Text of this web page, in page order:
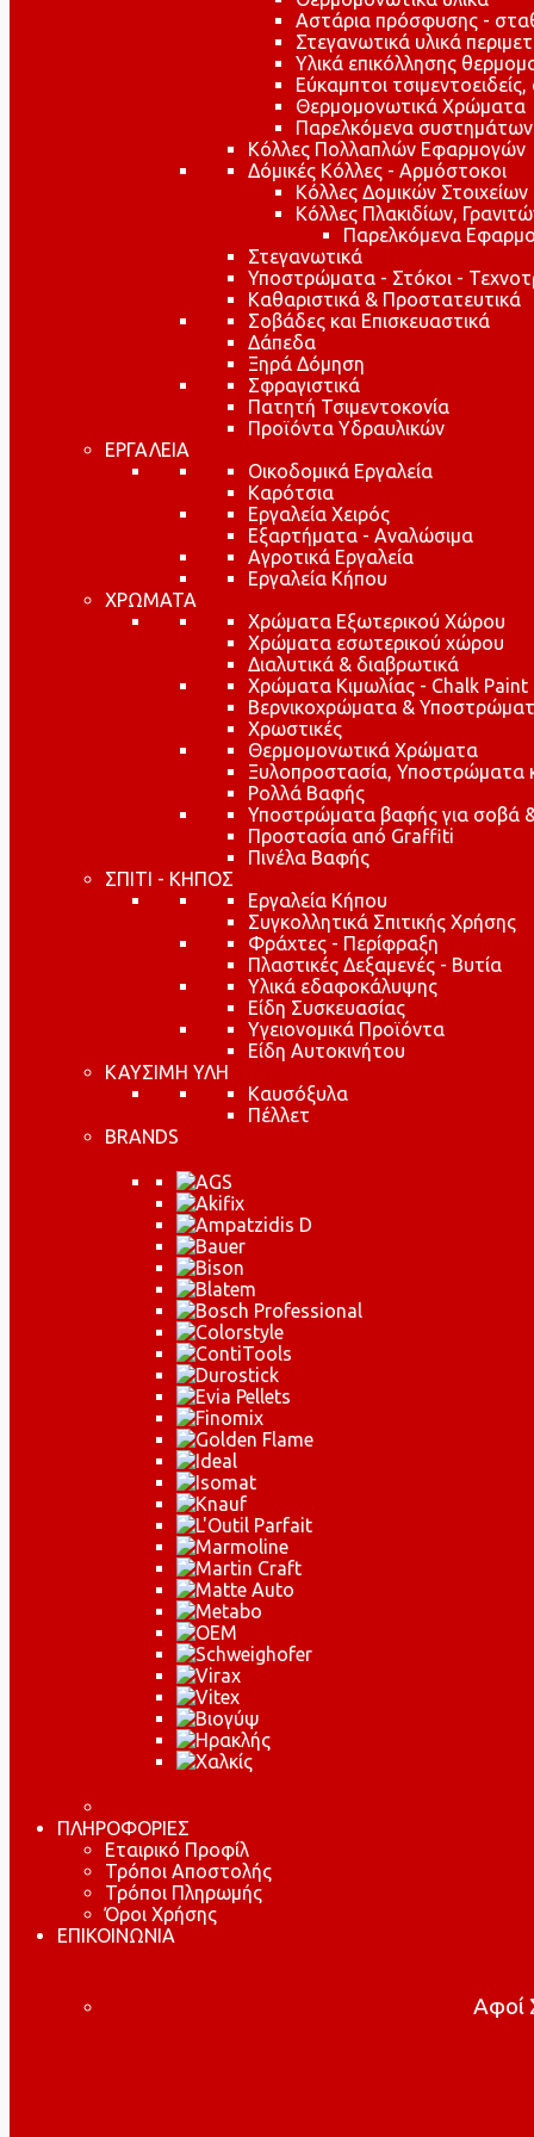
Αστάρια πρόσφυσης -
Στεγανωτικά υλικά
Υλικά επικόλλησης
Εύκαμπτοι
Θερμομονωτικά Χρώματα
Παρελκόμενα
Κόλλες Πολλαπλών Εφαρμογών
Δόμικές Κόλλες - Αρμόστοκοι
Κόλλες Δομικών Στοιχείων
Κόλλες Πλακιδίων,
Παρελκόμενα
Στεγανωτικά
Υποστρώματα - Στόκοι -
Καθαριστικά & Προστατευτικά
Σοβάδες και Επισκευαστικά
Δάπεδα
Ξηρά Δόμηση
Σφραγιστικά
Πατητή Τσιμεντοκονία
Προϊόντα Υδραυλικών
ΕΡΓΑΛΕΙΑ
Οικοδομικά Εργαλεία
Καρότσια
Εργαλεία Χειρός
Εξαρτήματα - Αναλώσιμα
Αγροτικά Εργαλεία
Εργαλεία Κήπου
ΧΡΩΜΑΤΑ
Χρώματα Εξωτερικού Χώρου
Χρώματα εσωτερικού χώρου
Διαλυτικά & διαβρωτικά
Χρώματα Κιμωλίας - Chalk Paint
Βερνικοχρώματα &
Χρωστικές
Θερμομονωτικά Χρώματα
Ξυλοπροστασία, Υποστρώματα
Ρολλά Βαφής
Υποστρώματα βαφής για σοβά
Προστασία από Graffiti
Πινέλα Βαφής
ΣΠΙΤΙ - ΚΗΠΟΣ
Εργαλεία Κήπου
Συγκολλητικά Σπιτικής Χρήσης
Φράχτες - Περίφραξη
Πλαστικές Δεξαμενές - Βυτία
Υλικά εδαφοκάλυψης
Είδη Συσκευασίας
Υγειονομικά Προϊόντα
Είδη Αυτοκινήτου
ΚΑΥΣΙΜΗ ΥΛΗ
Καυσόξυλα
Πέλλετ
BRANDS
ΠΛΗΡΟΦΟΡΙΕΣ
Εταιρικό Προφίλ
Τρόποι Αποστολής
Τρόποι Πληρωμής
Όροι Χρήσης
ΕΠΙΚΟΙΝΩΝΙΑ
Αφοί